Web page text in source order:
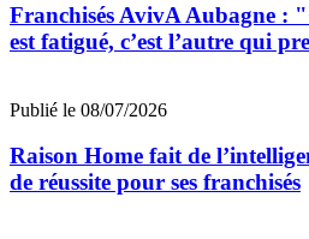
Franchisés AvivA Aubagne :
est fatigué, c’est l’autre qui
Publié le 08/07/2026
Raison Home fait de
de réussite pour ses franchisés